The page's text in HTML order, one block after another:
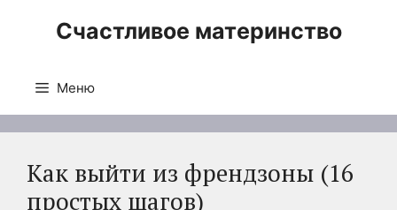
Счастливое материнство
Меню
Как выйти из френдзоны (16
простых шагов)